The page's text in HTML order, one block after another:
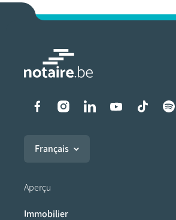
Liens vers les
Français
Aperçu
Immobilier